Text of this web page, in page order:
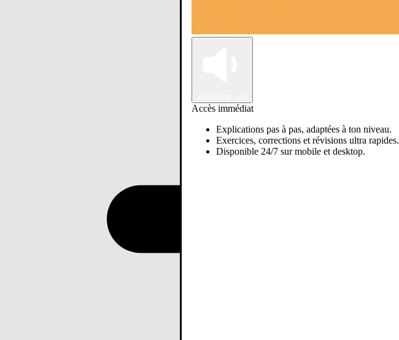
Accès immédiat
Explications pas à pas, adaptées à ton niveau.
Exercices, corrections et révisions ultra rapides.
Disponible 24/7 sur mobile et desktop.